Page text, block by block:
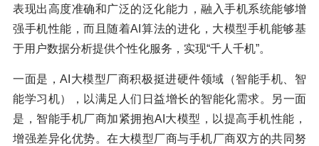
表现出高度准确和广泛的泛化能力，融入手机系统能够增
强手机性能，而且随着AI算法的进化，大模型手机能够基
于用户数据分析提供个性化服务，实现“千人千机”。
一面是，AI大模型厂商积极挺进硬件领域（智能手机、智
能学习机），以满足人们日益增长的智能化需求。另一面
是，智能手机厂商加紧拥抱AI大模型，以提高手机性能，
增强差异化优势。在大模型厂商与手机厂商双方的共同努